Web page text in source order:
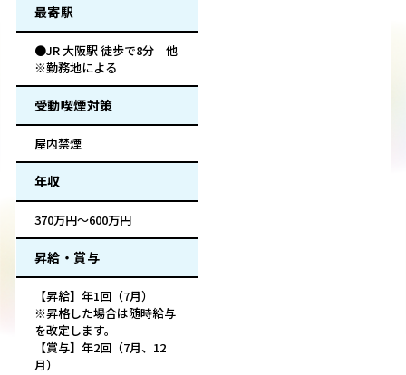
最寄駅
●JR 大阪駅 徒歩で8分 他
※勤務地による
受動喫煙対策
屋内禁煙
年収
370万円～600万円
昇給・賞与
【昇給】年1回（7月）
※昇格した場合は随時給与
を改定します。
【賞与】年2回（7月、12
月）